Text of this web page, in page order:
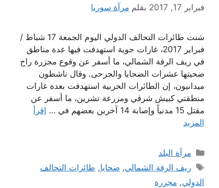
فبراير 17, 2017 بقلم مرآة سوريا
شنت طائرات التحالف الدولي اليوم الجمعة 17 شباط /
فبراير 2017، غارات جوية استهدفت فيها عدة مناطق
في ريف الرقة الشمالي، ما أسفر عن وقوع مجزرة راح
ضحيتها عشرات الضحايا والجرحى. وقال ناشطون
ميدانيون، إن الطائرات الحربية استهدفت بعدة غارات
منطقتي كبيش شرقي ومزرعة تشرين، ما أسفر عن
مقتل 15 مدنياً وإصابة 14 آخرين بعضهم في …
اقرأ
المزيد
التصنيفات
مرآة البلد
الوسوم
ريف الرقة الشمالي,ضحايا, طائرات التحالف
الدولي, مجزرة